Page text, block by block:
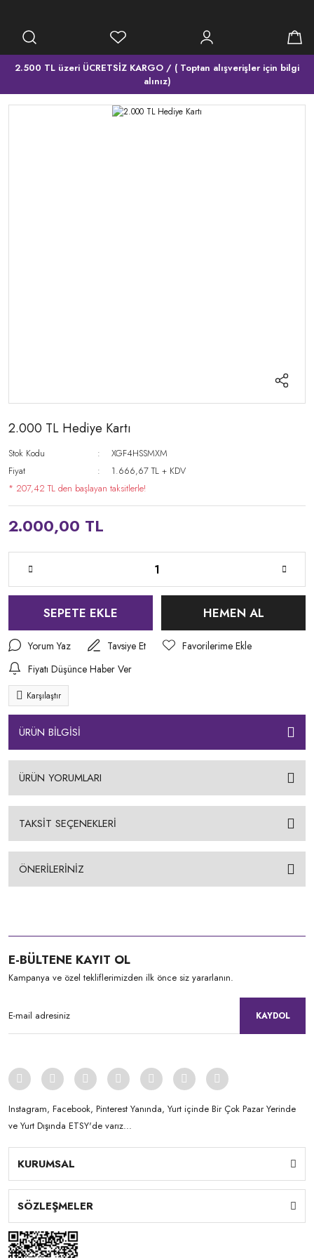
2.500 TL üzeri ÜCRETSİZ KARGO / ( Toptan alışverişler için bilgi
alınız)
2.000 TL Hediye Kartı
Stok Kodu
XGF4HSSMXM
Fiyat
1.666,67 TL + KDV
* 207,42 TL den başlayan taksitlerle!
2.000,00 TL
SEPETE EKLE HEMEN AL
Yorum Yaz
Tavsiye Et
Fiyatı Düşünce Haber Ver
Karşılaştır
ÜRÜN BİLGİSİ
ÜRÜN YORUMLARI
TAKSİT SEÇENEKLERİ
ÖNERİLERİNİZ
E-BÜLTENE KAYIT OL
Kampanya ve özel tekliflerimizden ilk önce siz yararlanın.
KAYDOL
Instagram, Facebook, Pinterest Yanında, Yurt içinde Bir Çok Pazar Yerinde
ve Yurt Dışında ETSY'de varız...
KURUMSAL
SÖZLEŞMELER